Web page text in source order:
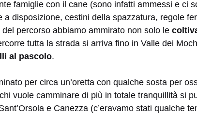
famiglie con il cane (sono infatti ammessi e ci
a disposizione, cestini della spazzatura, regole
del percorso abbiamo ammirato non solo le
tutta la strada si arriva fino in Valle dei
al pascolo.
per circa un’oretta con qualche sosta per
vuole camminare di più in totale tranquillità si
e Canezza (c’eravamo stati qualche